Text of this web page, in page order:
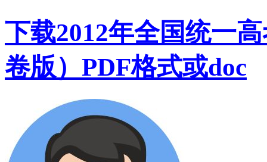
下载2012年全国统一
卷版）PDF格式或doc